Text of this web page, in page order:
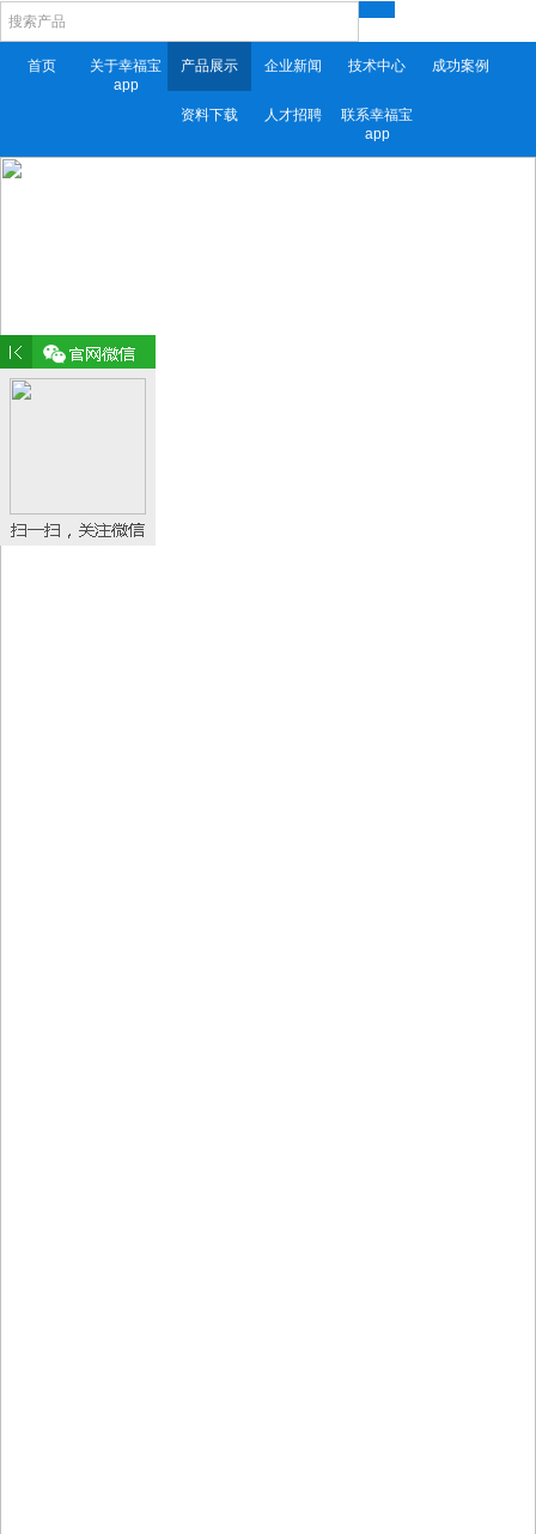
首页
关于幸福宝
app
产品展示 企业新闻 技术中心 成功案例
资料下载 人才招聘
联系幸福宝
app